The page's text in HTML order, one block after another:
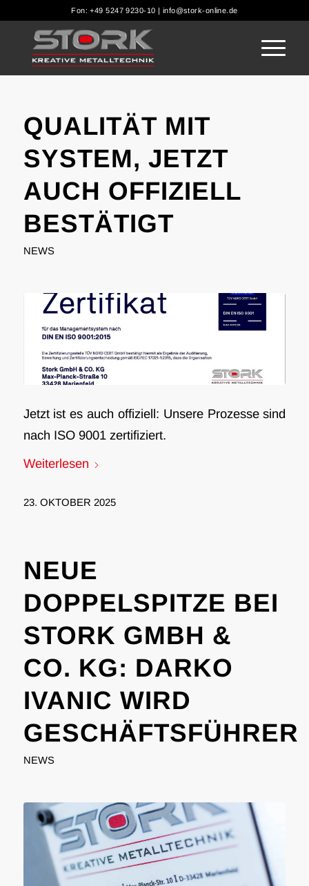
Fon: +49 5247 9230-10 | info@stork-online.de
QUALITÄT MIT
SYSTEM, JETZT
AUCH OFFIZIELL
BESTÄTIGT
NEWS
Jetzt ist es auch offiziell: Unsere Prozesse sind
nach ISO 9001 zertifiziert.
Weiterlesen
23. OKTOBER 2025
NEUE
DOPPELSPITZE BEI
STORK GMBH &
CO. KG: DARKO
IVANIC WIRD
GESCHÄFTSFÜHRER
NEWS